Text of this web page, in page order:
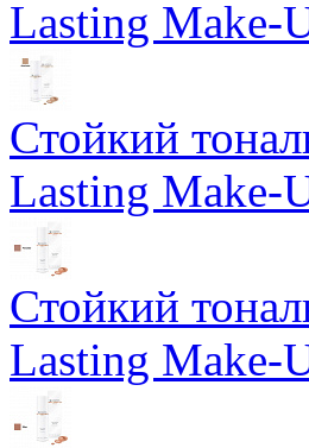
Lasting Make-
Стойкий
Lasting Make-
Стойкий
Lasting Make-